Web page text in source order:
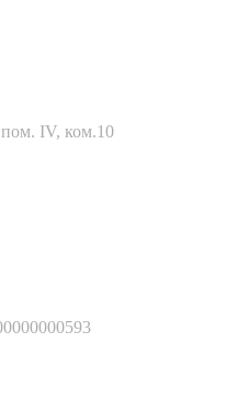
IV, ком.10